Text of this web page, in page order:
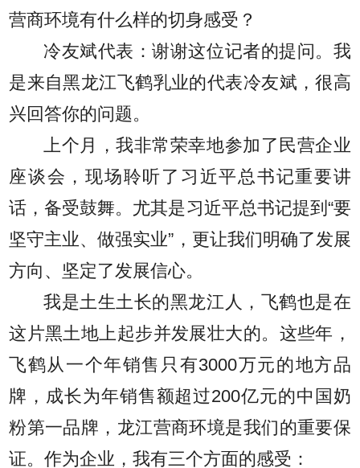
营商环境有什么样的切身感受？
冷友斌代表：谢谢这位记者的提问。我
是来自黑龙江飞鹤乳业的代表冷友斌，很高
兴回答你的问题。
上个月，我非常荣幸地参加了民营企业
座谈会，现场聆听了习近平总书记重要讲
话，备受鼓舞。尤其是习近平总书记提到“要
坚守主业、做强实业”，更让我们明确了发展
方向、坚定了发展信心。
我是土生土长的黑龙江人，飞鹤也是在
这片黑土地上起步并发展壮大的。这些年，
飞鹤从一个年销售只有3000万元的地方品
牌，成长为年销售额超过200亿元的中国奶
粉第一品牌，龙江营商环境是我们的重要保
证。作为企业，我有三个方面的感受：